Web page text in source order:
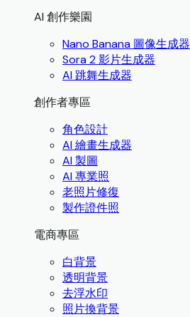
AI 創作樂園
Nano Banana 圖像生成器
Sora 2 影片生成器
AI 跳舞生成器
創作者專區
角色設計
AI 繪畫生成器
AI 製圖
AI 專業照
老照片修復
製作證件照
電商專區
白背景
透明背景
去浮水印
照片換背景